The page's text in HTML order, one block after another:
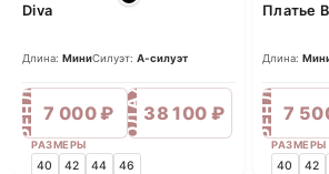
Diva
Длина: МиниСилуэт: А-силуэт
АРЕНДА 7 000 ₽ ПРОДАЖА38 100 ₽
РАЗМЕРЫ
40 42 44 46
Платье
Длина:
АРЕНДА 7
РАЗМЕРЫ
40 42